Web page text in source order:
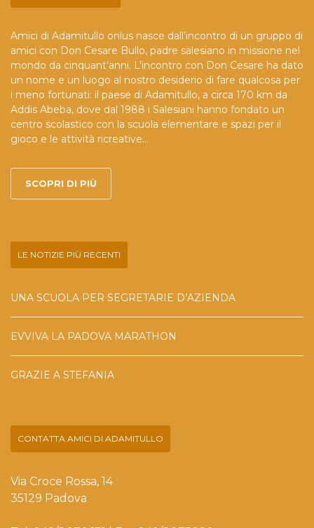
Amici di Adamitullo onlus nasce dall’incontro di un gruppo di
amici con Don Cesare Bullo, padre salesiano in missione nel
mondo da cinquant’anni. L’incontro con Don Cesare ha dato
un nome e un luogo al nostro desiderio di fare qualcosa per
i meno fortunati: il paese di Adamitullo, a circa 170 km da
Addis Abeba, dove dal 1988 i Salesiani hanno fondato un
centro scolastico con la scuola elementare e spazi per il
gioco e le attività ricreative...
SCOPRI DI PIÙ
LE NOTIZIE PIÙ RECENTI
UNA SCUOLA PER SEGRETARIE D’AZIENDA
EVVIVA LA PADOVA MARATHON
GRAZIE A STEFANIA
CONTATTA AMICI DI ADAMITULLO
Via Croce Rossa, 14
35129 Padova